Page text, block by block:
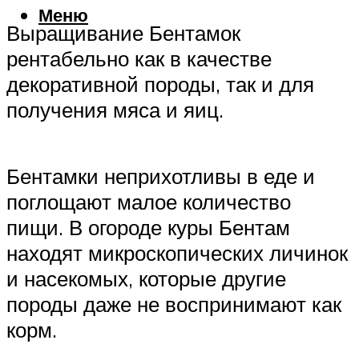
Меню
Выращивание Бентамок
рентабельно как в качестве
декоративной породы, так и для
получения мяса и яиц.
Бентамки неприхотливы в еде и
поглощают малое количество
пищи. В огороде куры Бентам
находят микроскопических личинок
и насекомых, которые другие
породы даже не воспринимают как
корм.